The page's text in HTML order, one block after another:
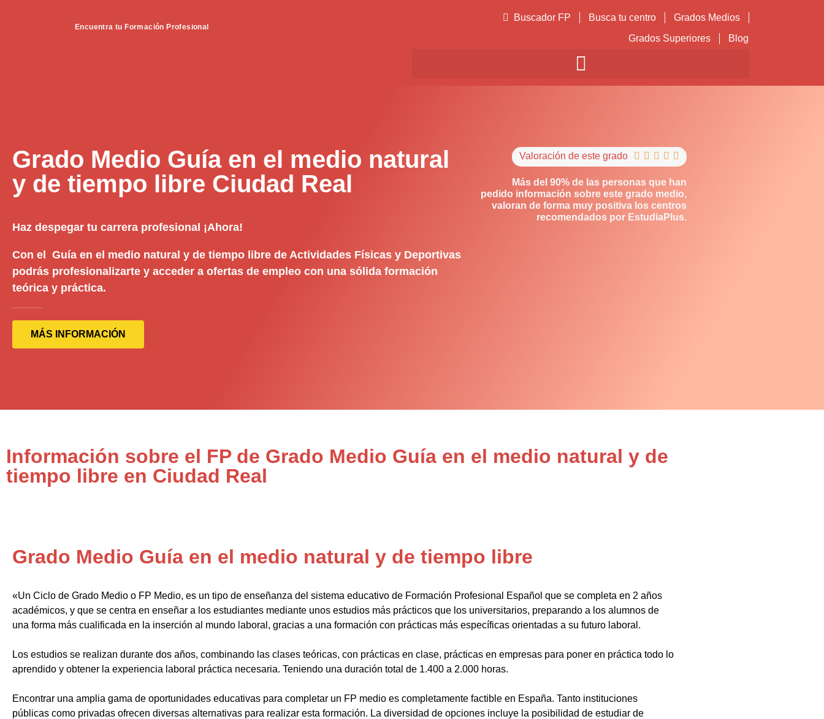
Encuentra tu Formación Profesional
Buscador FP Busca tu centro
Grados Medios
Grados Superiores
Blog
Grado Medio Guía en el medio natural
y de tiempo libre Ciudad Real
Haz despegar tu carrera profesional ¡Ahora!
Con el Guía en el medio natural y de tiempo libre de Actividades Físicas y Deportivas
podrás profesionalizarte y acceder a ofertas de empleo con una sólida formación
teórica y práctica.
MÁS INFORMACIÓN
Valoración de este grado     
Más del 90% de las personas que han
pedido información sobre este grado medio,
valoran de forma muy positiva los centros
recomendados por EstudiaPlus.
Información sobre el FP de Grado Medio Guía en el medio natural y de
tiempo libre en Ciudad Real
Grado Medio Guía en el medio natural y de tiempo libre
«Un Ciclo de Grado Medio o FP Medio, es un tipo de enseñanza del sistema educativo de Formación Profesional Español que se completa en 2 años
académicos, y que se centra en enseñar a los estudiantes mediante unos estudios más prácticos que los universitarios, preparando a los alumnos de
una forma más cualificada en la inserción al mundo laboral, gracias a una formación con prácticas más específicas orientadas a su futuro laboral.
Los estudios se realizan durante dos años, combinando las clases teóricas, con prácticas en clase, prácticas en empresas para poner en práctica todo lo
aprendido y obtener la experiencia laboral práctica necesaria. Teniendo una duración total de 1.400 a 2.000 horas.
Encontrar una amplia gama de oportunidades educativas para completar un FP medio es completamente factible en España. Tanto instituciones
públicas como privadas ofrecen diversas alternativas para realizar esta formación. La diversidad de opciones incluye la posibilidad de estudiar de